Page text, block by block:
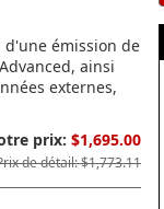
d'une émission de
ainsi
externes,
prix: $1,695.00
de détail: $1,773.11